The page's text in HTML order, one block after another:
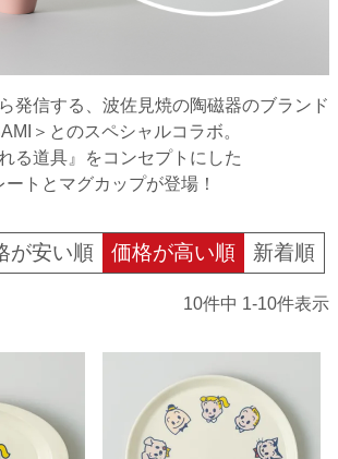
発信する、波佐見焼の陶磁器のブランド
＞とのスペシャルコラボ。
れる道具』をコンセプトにした
ートとマグカップが登場！
が安い順 価格が高い順 新着順
10件中 1-10件表示